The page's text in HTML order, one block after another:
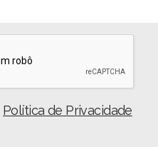
Política de Privacidade